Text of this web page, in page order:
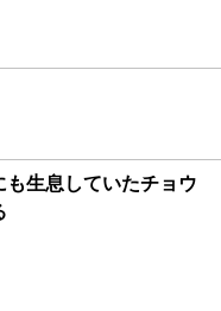
も生息していたチョウ